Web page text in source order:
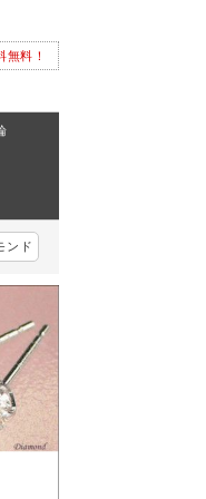
無料！
ンド